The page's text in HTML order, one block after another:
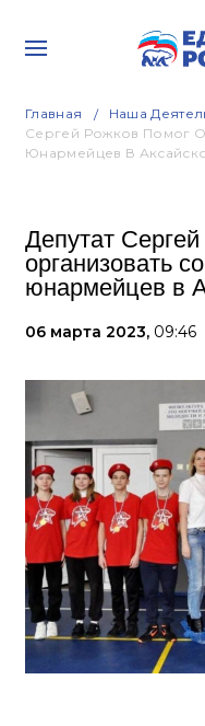
Главная Наша
Сергей Рожков Помог
Юнармейцев В
Депутат
организовать
юнармейцев в
06 марта 2023, 09:46